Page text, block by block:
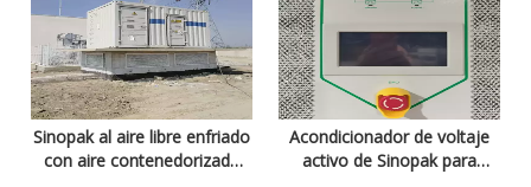
Sinopak al aire libre enfriado
con aire contenedorizado
Acondicionador de voltaje
activo de Sinopak para